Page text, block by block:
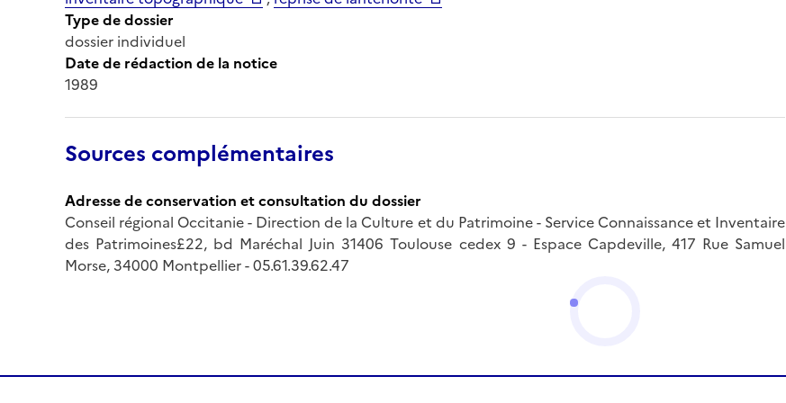
Type de dossier
dossier individuel
Date de rédaction de la notice
1989
Sources complémentaires
Adresse de conservation et consultation du dossier
Conseil régional Occitanie - Direction de la Culture et du Patrimoine - Service Connaissance et Inventaire
des Patrimoines£22, bd Maréchal Juin 31406 Toulouse cedex 9 - Espace Capdeville, 417 Rue Samuel
Morse, 34000 Montpellier - 05.61.39.62.47